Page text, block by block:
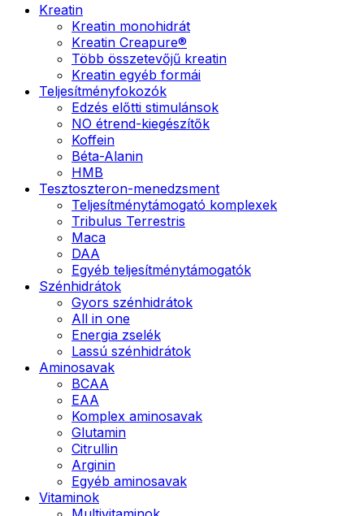
Kreatin
Kreatin monohidrát
Kreatin Creapure®
Több összetevőjű kreatin
Kreatin egyéb formái
Teljesítményfokozók
Edzés előtti stimulánsok
NO étrend-kiegészítők
Koffein
Béta-Alanin
HMB
Tesztoszteron-menedzsment
Teljesítménytámogató komplexek
Tribulus Terrestris
Maca
DAA
Egyéb teljesítménytámogatók
Szénhidrátok
Gyors szénhidrátok
All in one
Energia zselék
Lassú szénhidrátok
Aminosavak
BCAA
EAA
Komplex aminosavak
Glutamin
Citrullin
Arginin
Egyéb aminosavak
Vitaminok